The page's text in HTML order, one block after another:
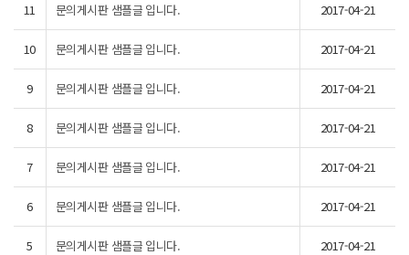
11 문의게시판 샘플글 입니다. 2017-04-21
10 문의게시판 샘플글 입니다. 2017-04-21
9 문의게시판 샘플글 입니다. 2017-04-21
8 문의게시판 샘플글 입니다. 2017-04-21
7 문의게시판 샘플글 입니다. 2017-04-21
6 문의게시판 샘플글 입니다. 2017-04-21
5 문의게시판 샘플글 입니다. 2017-04-21